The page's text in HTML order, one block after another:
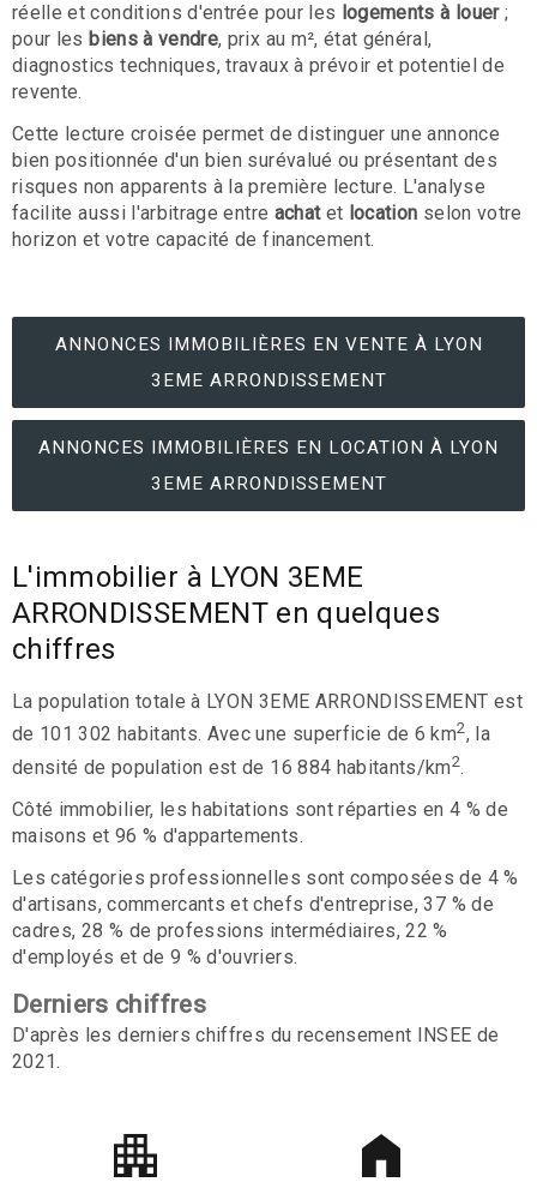
réelle et conditions d'entrée pour les logements à louer;
pour les biens à vendre, prix au m², état général,
diagnostics techniques, travaux à prévoir et potentiel de
revente.
Cette lecture croisée permet de distinguer une annonce
bien positionnée d'un bien surévalué ou présentant des
risques non apparents à la première lecture. L'analyse
facilite aussi l'arbitrage entre achatet location selon votre
horizon et votre capacité de financement.
ANNONCES IMMOBILIÈRES EN VENTE À LYON
3EME ARRONDISSEMENT
ANNONCES IMMOBILIÈRES EN LOCATION À LYON
3EME ARRONDISSEMENT
L'immobilier à LYON 3EME
ARRONDISSEMENT en quelques
chiffres
La population totale à LYON 3EME ARRONDISSEMENT est
de 101 302 habitants. Avec une superficie de 6 km2, la
densité de population est de 16 884 habitants/km2.
Côté immobilier, les habitations sont réparties en 4 % de
maisons et 96 % d'appartements.
Les catégories professionnelles sont composées de 4 %
d'artisans, commercants et chefs d'entreprise, 37 % de
cadres, 28 % de professions intermédiaires, 22 %
d'employés et de 9 % d'ouvriers.
Derniers chiffres
D'après les derniers chiffres du recensement INSEE de
2021.